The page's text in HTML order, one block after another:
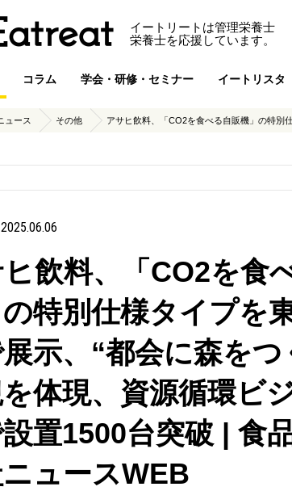
イートリートは管理栄養士
栄養士を応援しています。
コラム 学会・研修・セミナー イートリスタ
ュース その他
2025.06.06
飲料、「CO2を食
特別仕様タイプを
示、“都会に森を
体現、資源循環ビ
置1500台突破 | 食
ュースWEB